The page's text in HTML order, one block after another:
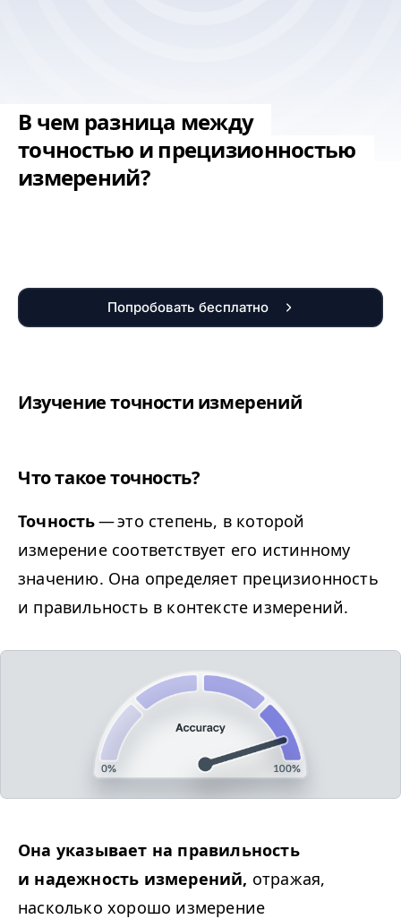
В чем разница между
точностью и прецизионностью
измерений?
Попробовать бесплатно
Изучение точности измерений
Что такое точность?
Точность— это степень, в которой
измерение соответствует его истинному
значению. Она определяет прецизионность
и правильность в контексте измерений.
Она указывает на правильность
и надежность измерений, отражая,
насколько хорошо измерение